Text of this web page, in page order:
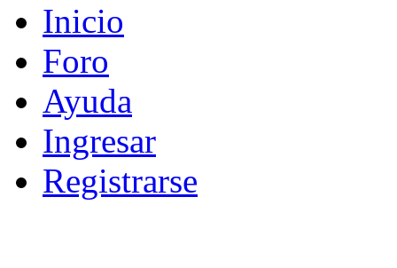
Inicio
Foro
Ayuda
Ingresar
Registrarse